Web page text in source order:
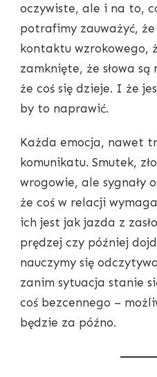
oczywiste, ale i na to,
potrafimy zauważyć,
kontaktu wzrokowego,
zamknięte, że słowa
że coś się dzieje. I że
by to naprawić.
Każda emocja, nawet
komunikatu. Smutek,
wrogowie, ale sygnały
że coś w relacji
ich jest jak jazda z
prędzej czy później
nauczymy się
zanim sytuacja stanie
coś bezcennego –
będzie za późno.